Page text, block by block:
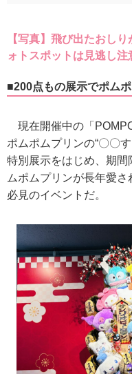
【写真】飛び出たおし
ォトスポットは見逃し注
■200点もの展示でポム
現在開催中の「
ポムポムプリンの“〇〇
特別展示をはじめ、期
ムポムプリンが長年愛
必見のイベントだ。